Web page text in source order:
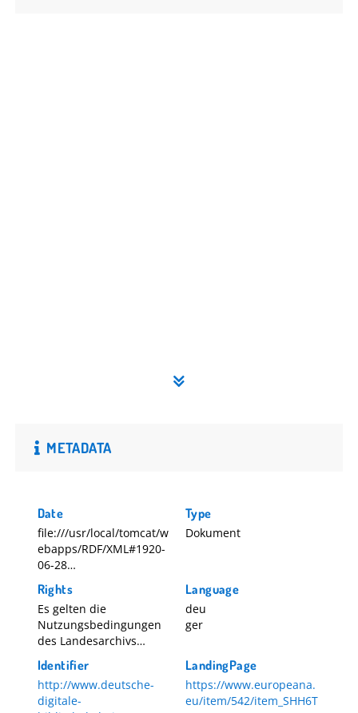
METADATA
Date
file:///usr/local/tomcat/w
ebapps/RDF/XML#1920-
06-28
1920-06-28
Type
Dokument
Rights
Es gelten die
Nutzungsbedingungen
des Landesarchivs
Baden-Württemberg.
Language
deu
ger
Identifier
http://www.deutsche-
digitale-
LandingPage
https://www.europeana.
eu/item/542/item_SHH6T